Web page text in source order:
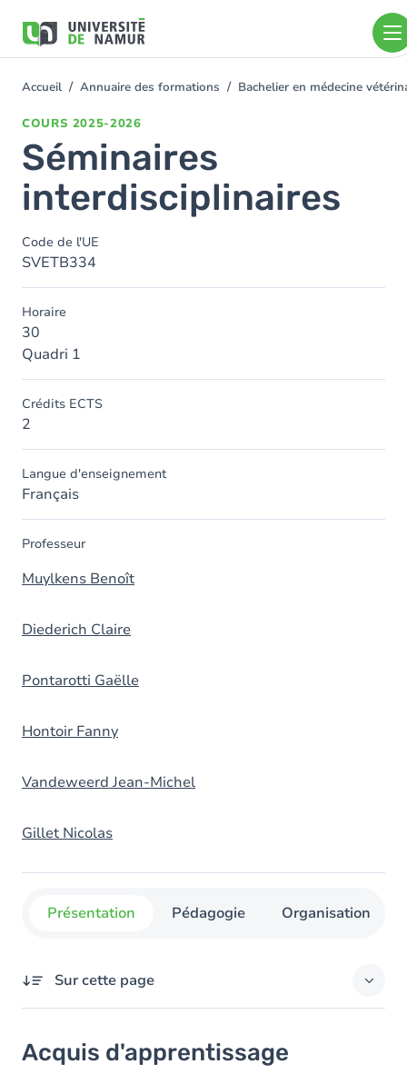
contenu
You
Accueil Annuaire des formations Bachelier en médecine
COURS 2025-2026
Séminaires
interdisciplinaires
Code de l'UE
SVETB334
Horaire
30
Quadri 1
Crédits ECTS
2
Langue d'enseignement
Français
Professeur
Muylkens Benoît
Diederich Claire
Pontarotti Gaëlle
Hontoir Fanny
Vandeweerd Jean-Michel
Gillet Nicolas
Présentation Pédagogie Organisation
Sur cette page
Objectifs
Acquis d'apprentissage